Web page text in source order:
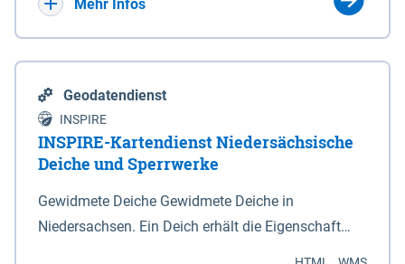
Mehr Infos
Geodatendienst
INSPIRE
INSPIRE-Kartendienst Niedersächsische
Deiche und Sperrwerke
Gewidmete Deiche Gewidmete Deiche in
Niedersachsen. Ein Deich erhält die Eigenschaft